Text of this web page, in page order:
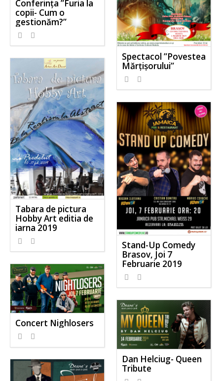
Conferința ”Furia la
copii- Cum o
gestionăm?”
Spectacol ”Povestea
Mărțișorului”
Tabara de pictura
Hobby Art editia de
iarna 2019
Stand-Up Comedy
Brasov, Joi 7
Februarie 2019
Concert Nighlosers
Dan Helciug- Queen
Tribute